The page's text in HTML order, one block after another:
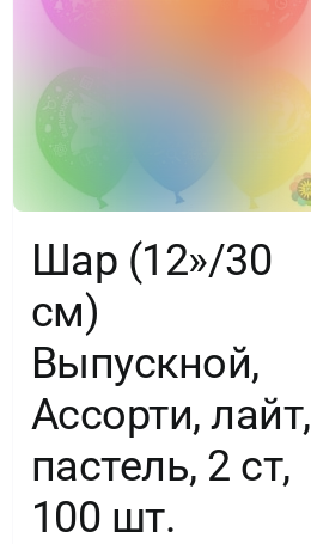
макарунс,
ст,
шт.
Шар (12»/30
см)
Выпускной,
Ассорти, лайт,
пастель, 2 ст,
100 шт.